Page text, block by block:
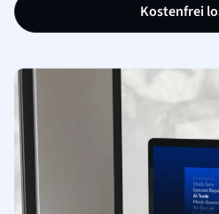
Kostenfrei